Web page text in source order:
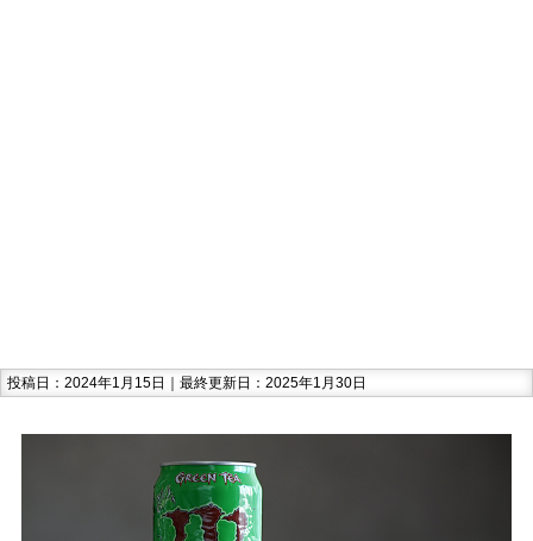
投稿日：2024年1月15日｜最終更新日：2025年1月30日